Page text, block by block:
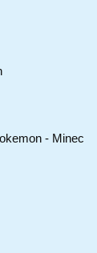
- Minec